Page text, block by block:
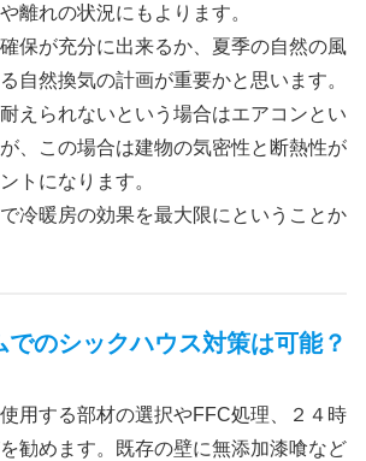
離れの状況にもよります。
保が充分に出来るか、夏季の自然の風
自然換気の計画が重要かと思います。
えられないという場合はエアコンとい
、この場合は建物の気密性と断熱性が
トになります。
冷暖房の効果を最大限にということか
のシックハウス対策は可能？
用する部材の選択やFFC処理、２４時
勧めます。既存の壁に無添加漆喰など